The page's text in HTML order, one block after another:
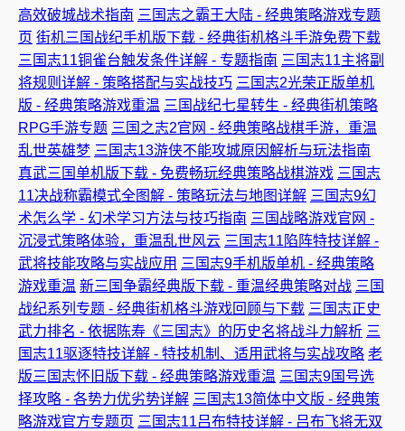
高效破城战术指南 三国志之霸王大陆 - 经典策略游戏专题
页 街机三国战纪手机版下载 - 经典街机格斗手游免费下载
三国志11铜雀台触发条件详解 - 专题指南 三国志11主将副
将规则详解 - 策略搭配与实战技巧 三国志2光荣正版单机
版 - 经典策略游戏重温 三国战纪七星转生 - 经典街机策略
RPG手游专题 三国之志2官网 - 经典策略战棋手游，重温
乱世英雄梦 三国志13游侠不能攻城原因解析与玩法指南
真武三国单机版下载 - 免费畅玩经典策略战棋游戏 三国志
11决战称霸模式全图解 - 策略玩法与地图详解 三国志9幻
术怎么学 - 幻术学习方法与技巧指南 三国战略游戏官网 -
沉浸式策略体验，重温乱世风云 三国志11陷阵特技详解 -
武将技能攻略与实战应用 三国志9手机版单机 - 经典策略
游戏重温 新三国争霸经典版下载 - 重温经典策略对战 三国
战纪系列专题 - 经典街机格斗游戏回顾与下载 三国志正史
武力排名 - 依据陈寿《三国志》的历史名将战斗力解析 三
国志11驱逐特技详解 - 特技机制、适用武将与实战攻略 老
版三国志怀旧版下载 - 经典策略游戏重温 三国志9国号选
择攻略 - 各势力优劣势详解 三国志13简体中文版 - 经典策
略游戏官方专题页 三国志11吕布特技详解 - 吕布飞将无双